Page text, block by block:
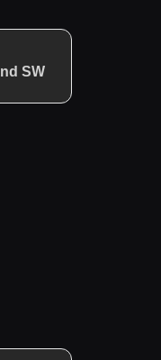
SW